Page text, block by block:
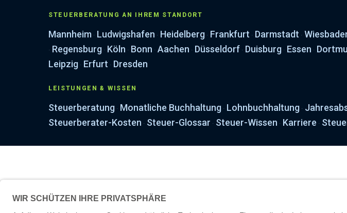
STEUERBERATUNG AN IHREM STANDORT
Mannheim · Ludwigshafen · Heidelberg · Frankfurt · Darmstadt ·
· Regensburg · Köln · Bonn · Aachen · Düsseldorf · Duisburg · Essen ·
Leipzig · Erfurt · Dresden
LEISTUNGEN & WISSEN
Steuerberatung · Monatliche Buchhaltung · Lohnbuchhaltung ·
Steuerberater-Kosten · Steuer-Glossar · Steuer-Wissen · Karriere ·